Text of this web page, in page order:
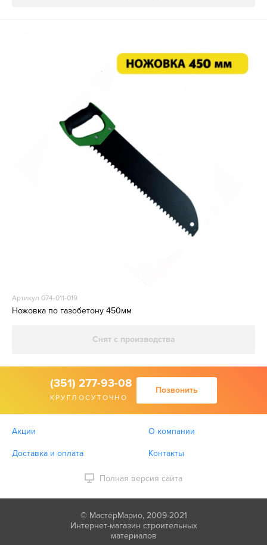
Артикул 074-011-019
Ножовка по газобетону 450мм
Снят с производства
(351) 277-93-08
КРУГЛОСУТОЧНО
Позвонить
Акции О компании
Доставка и оплата Контакты
Полная версия сайта
© МастерМарио, 2009-2021
Интернет-магазин строительных
материалов